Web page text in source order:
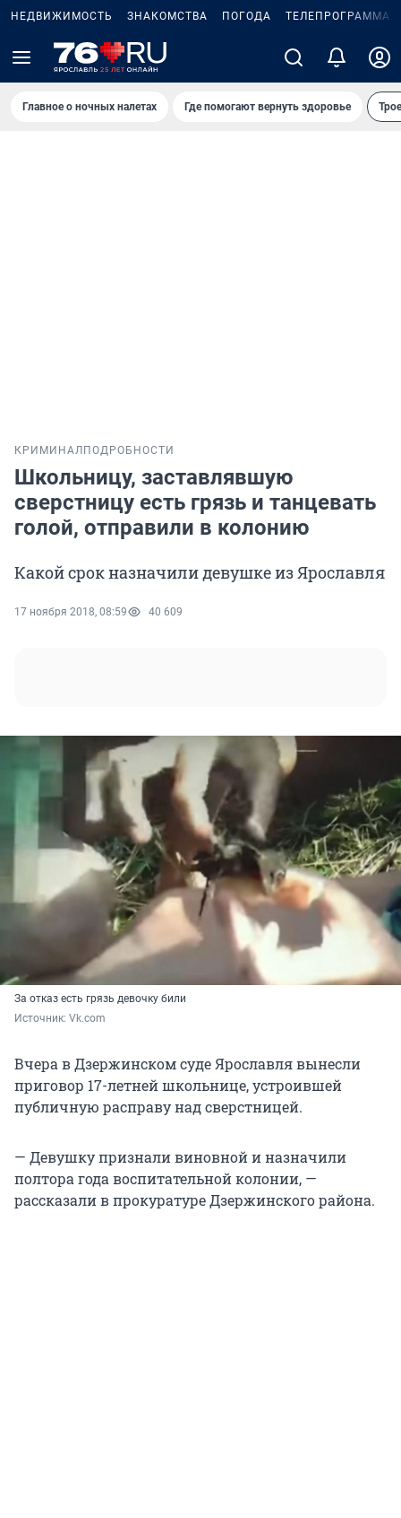
НЕДВИЖИМОСТЬ ЗНАКОМСТВА ПОГОДА ТЕЛЕПРОГРАММА
Главное о ночных налетах Где помогают вернуть здоровье
КРИМИНАЛ ПОДРОБНОСТИ
Школьницу, заставлявшую
сверстницу есть грязь и танцевать
голой, отправили в колонию
Какой срок назначили девушке из Ярославля
17 ноября 2018, 08:59 40 609
За отказ есть грязь девочку били
Источник: Vk.com
Вчера в Дзержинском суде Ярославля вынесли
приговор 17-летней школьнице, устроившей
публичную расправу над сверстницей.
— Девушку признали виновной и назначили
полтора года воспитательной колонии, —
рассказали в прокуратуре Дзержинского района.